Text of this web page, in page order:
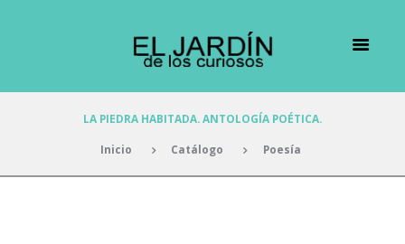
LA PIEDRA HABITADA. ANTOLOGÍA POÉTICA.
Inicio Catálogo Poesía